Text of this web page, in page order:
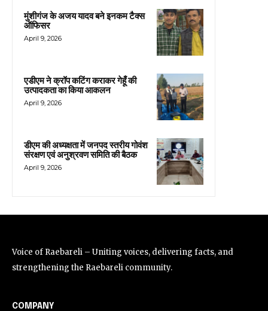
मुंशीगंज के अजय यादव बने इनकम टैक्स
ऑफिसर
April 9, 2026
एडीएम ने क्रॉप कटिंग कराकर गेहूँ की
उत्पादकता का किया आकलन
April 9, 2026
डीएम की अध्यक्षता में जनपद स्तरीय गोवंश
संरक्षण एवं अनुश्रवण समिति की बैठक
April 9, 2026
Voice of Raebareli – Uniting voices, delivering facts, and
strengthening the Raebareli community.
COMPANY